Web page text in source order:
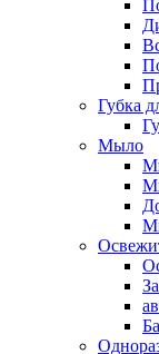
Губка
Мыло